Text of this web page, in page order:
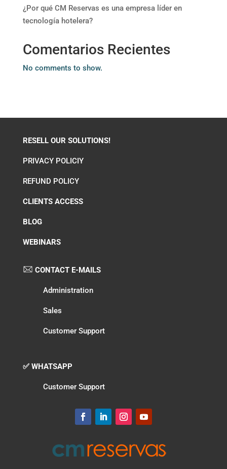
¿Por qué CM Reservas es una empresa líder en
tecnología hotelera?
Comentarios Recientes
No comments to show.
RESELL OUR SOLUTIONS!
PRIVACY POLICIY
REFUND POLICY
CLIENTS ACCESS
BLOG
WEBINARS
CONTACT E-MAILS
Administration
Sales
Customer Support
✅ WHATSAPP
Customer Support